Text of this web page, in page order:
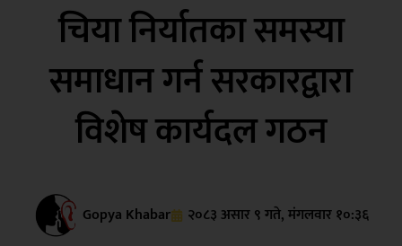
चिया निर्यातका समस्या
समाधान गर्न सरकारद्वारा
विशेष कार्यदल गठन
Gopya Khabar २०८३ असार ९ गते, मंगलवार १०:३६